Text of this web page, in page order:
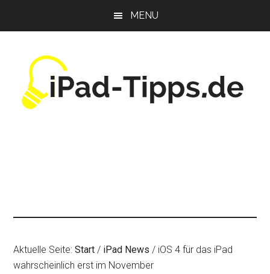
MENU
Aktuelle Seite:Start / iPad News / iOS 4 für das iPad
wahrscheinlich erst im November